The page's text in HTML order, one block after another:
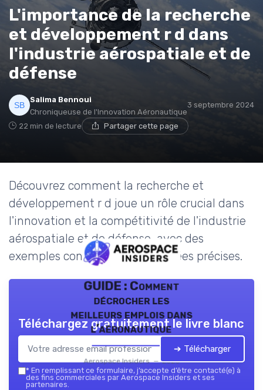
L'importance de la recherche
et développement r d dans
l'industrie aérospatiale et de
défense
Salima Bennoui
Chroniqueuse de l'Innovation Aéronautique
3 septembre 2024
22 min de lecture Partager cette page
Découvrez comment la recherche et
développement r d joue un rôle crucial dans
l'innovation et la compétitivité de l'industrie
aérospatiale et de défense, avec des
exemples concrets et des données précises.
GUIDE : Comment
décrocher les
meilleurs emplois dans
l’aéronautique
Aerospace Insiders — 2026
Téléchargez gratuitement le livre blanc
➔ Télécharger
* En remplissant ce formulaire, j’accepte d’être contacté(e) à
des fins commerciales par Aerospace Insiders et ses
partenaires.